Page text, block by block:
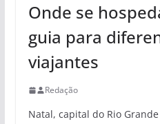
Onde se
guia para
viajantes
Redação
Natal, capital do Rio